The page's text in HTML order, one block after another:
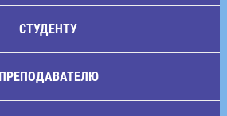
СТУДЕНТУ
ПРЕПОДАВАТЕЛЮ